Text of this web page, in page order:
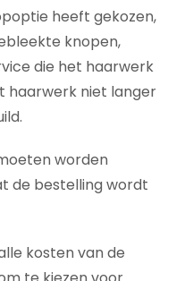
heeft gekozen,
knopen,
die het haarwerk
haarwerk niet langer
worden
de bestelling wordt
kosten van de